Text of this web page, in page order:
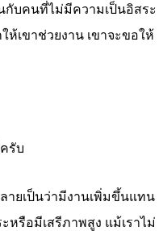
กับคนที่ไม่มีความเป็นอิสระ
ห้เขาช่วยงาน เขาจะขอให้
รับ
ายเป็นว่ามีงานเพิ่มขึ้นแทน
รือมีเสรีภาพสูง แม้เราไม่